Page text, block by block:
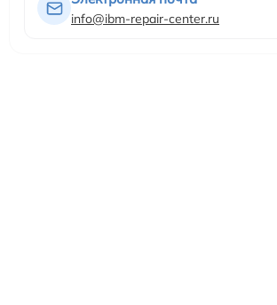
info@ibm-repair-center.ru